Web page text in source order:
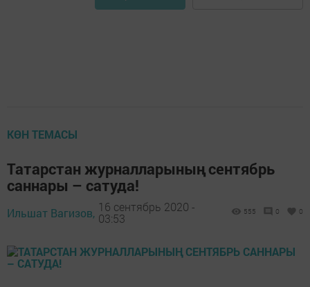
КӨН ТЕМАСЫ
Татарстан журналларының сентябрь
саннары – сатуда!
Ильшат Вагизов, 16 сентябрь 2020 -
03:53
555 0 0